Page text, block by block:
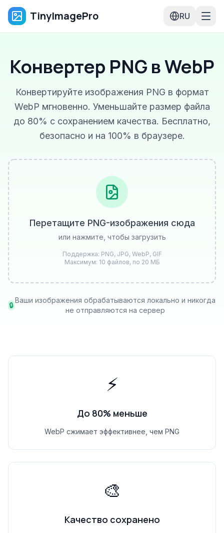
TinyImagePro RU
Конвертер PNG в WebP
Конвертируйте изображения PNG в формат
WebP мгновенно. Уменьшайте размер файла
до 80% с сохранением качества. Бесплатно,
безопасно и на 100% в браузере.
Перетащите PNG-изображения сюда
или нажмите, чтобы загрузить
Поддержка: PNG, JPG, WebP, GIF
Максимум: 10 файлов, по 20 МБ
🔒
Ваши изображения обрабатываются локально и никогда
не отправляются на сервер
⚡
До 80% меньше
WebP сжимает эффективнее, чем PNG
🎨
Качество сохранено